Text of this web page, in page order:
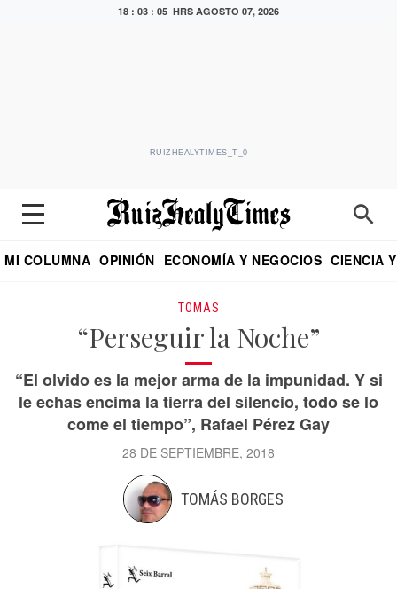
18 : 03 : 06 HRS AGOSTO 07, 2026
RUIZHEALYTIMES_T_0
MI COLUMNA OPINIÓN ECONOMÍA Y NEGOCIOS CIENCIA
TOMAS
“Perseguir la Noche”
“El olvido es la mejor arma de la impunidad. Y si
le echas encima la tierra del silencio, todo se lo
come el tiempo”, Rafael Pérez Gay
28 DE SEPTIEMBRE, 2018
TOMÁS BORGES